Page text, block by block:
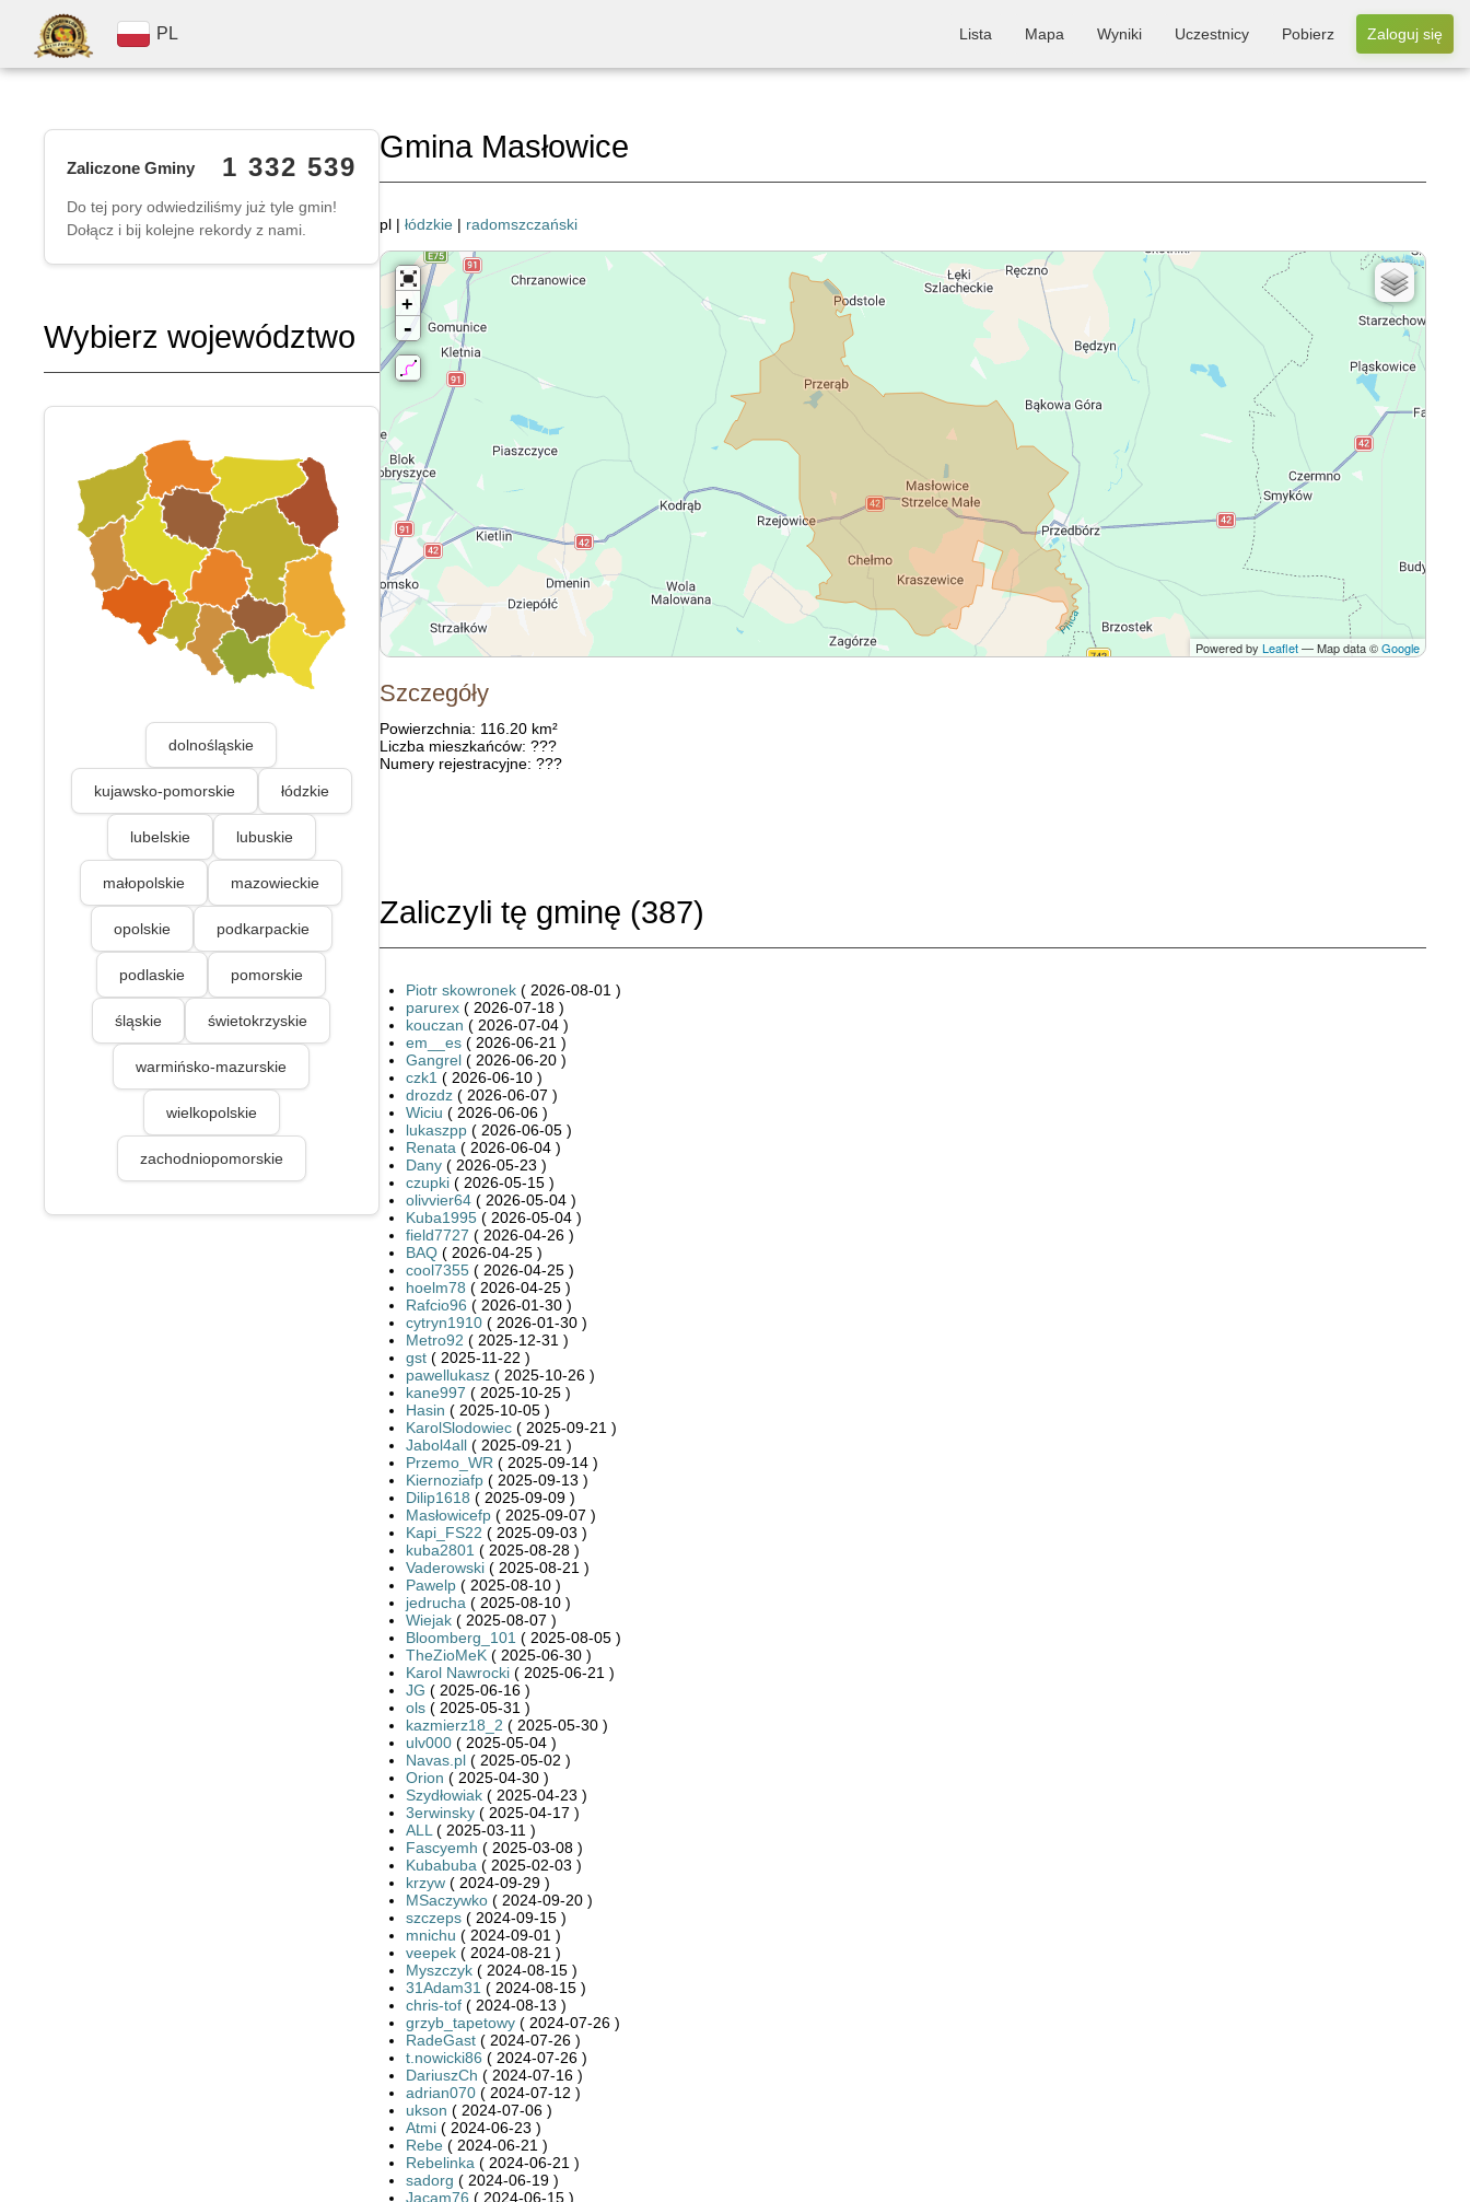
PL Lista Mapa Wyniki Uczestnicy Pobierz Zaloguj się
Zaliczone Gminy 1 332 539
Do tej pory odwiedziliśmy już tyle gmin!
Dołącz i bij kolejne rekordy z nami.
Wybierz województwo
dolnośląskie
kujawsko-pomorskie łódzkie
lubelskie lubuskie
małopolskie mazowieckie
opolskie podkarpackie
podlaskie pomorskie
śląskie świetokrzyskie
warmińsko-mazurskie
wielkopolskie
zachodniopomorskie
Gmina Masłowice
pl | łódzkie| radomszczański
+
-
Powered by Leaflet— Map data ©Google
Szczegóły
Powierzchnia: 116.20 km²
Liczba mieszkańców: ???
Numery rejestracyjne: ???
Zaliczyli tę gminę (387)
Piotr skowronek( 2026-08-01 )
parurex( 2026-07-18 )
kouczan ( 2026-07-04 )
em__es( 2026-06-21 )
Gangrel( 2026-06-20 )
czk1 ( 2026-06-10 )
drozdz( 2026-06-07 )
Wiciu ( 2026-06-06 )
lukaszpp( 2026-06-05 )
Renata ( 2026-06-04 )
Dany( 2026-05-23 )
czupki( 2026-05-15 )
olivvier64( 2026-05-04 )
Kuba1995( 2026-05-04 )
field7727 ( 2026-04-26 )
BAQ( 2026-04-25 )
cool7355( 2026-04-25 )
hoelm78 ( 2026-04-25 )
Rafcio96 ( 2026-01-30 )
cytryn1910( 2026-01-30 )
Metro92 ( 2025-12-31 )
gst( 2025-11-22 )
pawellukasz( 2025-10-26 )
kane997 ( 2025-10-25 )
Hasin ( 2025-10-05 )
KarolSlodowiec( 2025-09-21 )
Jabol4all( 2025-09-21 )
Przemo_WR ( 2025-09-14 )
Kiernoziafp( 2025-09-13 )
Dilip1618 ( 2025-09-09 )
Masłowicefp( 2025-09-07 )
Kapi_FS22 ( 2025-09-03 )
kuba2801 ( 2025-08-28 )
Vaderowski( 2025-08-21 )
Pawelp( 2025-08-10 )
jedrucha ( 2025-08-10 )
Wiejak( 2025-08-07 )
Bloomberg_101 ( 2025-08-05 )
TheZioMeK( 2025-06-30 )
Karol Nawrocki( 2025-06-21 )
JG ( 2025-06-16 )
ols( 2025-05-31 )
kazmierz18_2 ( 2025-05-30 )
ulv000( 2025-05-04 )
Navas.pl( 2025-05-02 )
Orion ( 2025-04-30 )
Szydłowiak( 2025-04-23 )
3erwinsky( 2025-04-17 )
ALL ( 2025-03-11 )
Fascyemh ( 2025-03-08 )
Kubabuba ( 2025-02-03 )
krzyw( 2024-09-29 )
MSaczywko( 2024-09-20 )
szczeps( 2024-09-15 )
mnichu ( 2024-09-01 )
veepek( 2024-08-21 )
Myszczyk( 2024-08-15 )
31Adam31 ( 2024-08-15 )
chris-tof( 2024-08-13 )
grzyb_tapetowy( 2024-07-26 )
RadeGast( 2024-07-26 )
t.nowicki86 ( 2024-07-26 )
DariuszCh ( 2024-07-16 )
adrian070( 2024-07-12 )
ukson ( 2024-07-06 )
Atmi( 2024-06-23 )
Rebe( 2024-06-21 )
Rebelinka ( 2024-06-21 )
sadorg ( 2024-06-19 )
Jacam76 ( 2024-06-15 )